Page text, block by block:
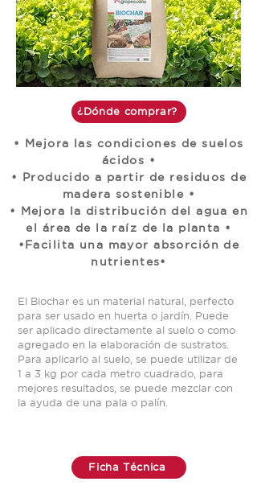
¿Dónde comprar?
• Mejora las condiciones de suelos
ácidos •
• Producido a partir de residuos de
madera sostenible •
• Mejora la distribución del agua en
el área de la raíz de la planta •
•Facilita una mayor absorción de
nutrientes•
El Biochar es un material natural, perfecto
para ser usado en huerta o jardín. Puede
ser aplicado directamente al suelo o como
agregado en la elaboración de sustratos.
Para aplicarlo al suelo, se puede utilizar de
1 a 3 kg por cada metro cuadrado, para
mejores resultados, se puede mezclar con
la ayuda de una pala o palín.
Ficha Técnica